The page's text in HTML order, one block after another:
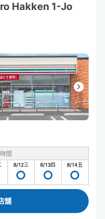
Hakken 1-Jo
間
8/12三 8/13四 8/14五
舖